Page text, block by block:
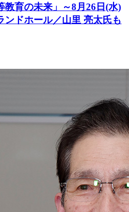
教育の未来」～8月26日(水)
ンドホール／山里 亮太氏も